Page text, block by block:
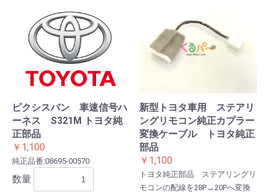
ピクシスバン 車速信号ハ
ーネス S321M トヨタ純
正部品
￥1,100
純正品番:08695-00570
数量
新型トヨタ車用 ステアリ
ングリモコン純正カプラー
変換ケーブル トヨタ純正
部品
￥1,100
トヨタ純正部品 ステアリングリ
モコンの配線を28P→20Pへ変換